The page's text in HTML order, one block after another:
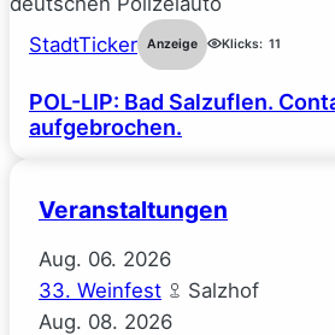
StadtTicker Anzeige Klicks: 11
POL-LIP: Bad Salzuflen.
aufgebrochen.
Veranstaltungen
Aug. 06. 2026
33. Weinfest
Salzhof
Aug. 08. 2026